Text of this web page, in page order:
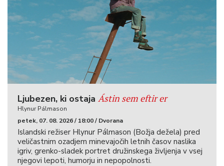
Ljubezen, ki ostaja Ástin sem eftir er
Hlynur Pálmason
petek, 07. 08. 2026 / 18:00 / Dvorana
Islandski režiser Hlynur Pálmason (Božja dežela) pred
veličastnim ozadjem minevajočih letnih časov naslika
igriv, grenko-sladek portret družinskega življenja v vsej
njegovi lepoti, humorju in nepopolnosti.